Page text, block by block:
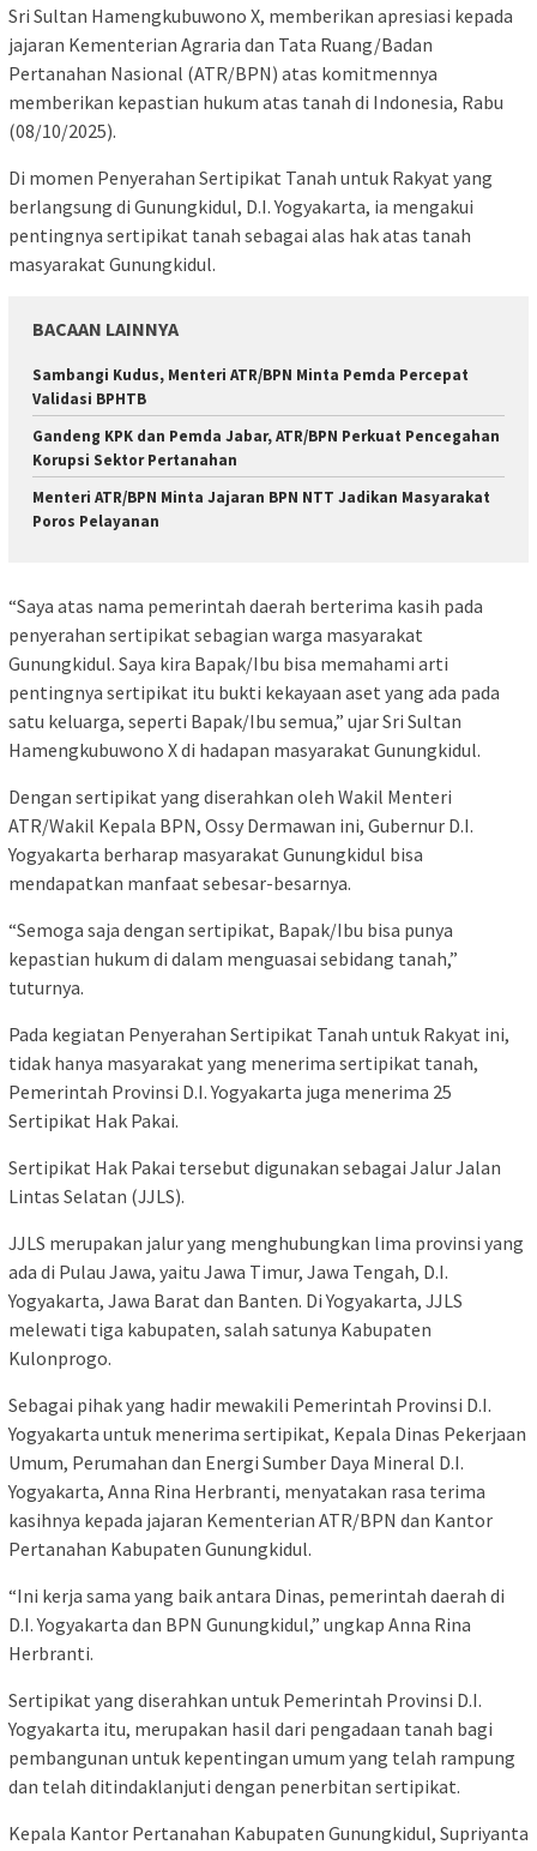
Sri Sultan Hamengkubuwono X, memberikan apresiasi kepada
jajaran Kementerian Agraria dan Tata Ruang/Badan
Pertanahan Nasional (ATR/BPN) atas komitmennya
memberikan kepastian hukum atas tanah di Indonesia, Rabu
(08/10/2025).
Di momen Penyerahan Sertipikat Tanah untuk Rakyat yang
berlangsung di Gunungkidul, D.I. Yogyakarta, ia mengakui
pentingnya sertipikat tanah sebagai alas hak atas tanah
masyarakat Gunungkidul.
BACAAN LAINNYA
Sambangi Kudus, Menteri ATR/BPN Minta Pemda Percepat
Validasi BPHTB
Gandeng KPK dan Pemda Jabar, ATR/BPN Perkuat Pencegahan
Korupsi Sektor Pertanahan
Menteri ATR/BPN Minta Jajaran BPN NTT Jadikan Masyarakat
Poros Pelayanan
“Saya atas nama pemerintah daerah berterima kasih pada
penyerahan sertipikat sebagian warga masyarakat
Gunungkidul. Saya kira Bapak/Ibu bisa memahami arti
pentingnya sertipikat itu bukti kekayaan aset yang ada pada
satu keluarga, seperti Bapak/Ibu semua,” ujar Sri Sultan
Hamengkubuwono X di hadapan masyarakat Gunungkidul.
Dengan sertipikat yang diserahkan oleh Wakil Menteri
ATR/Wakil Kepala BPN, Ossy Dermawan ini, Gubernur D.I.
Yogyakarta berharap masyarakat Gunungkidul bisa
mendapatkan manfaat sebesar-besarnya.
“Semoga saja dengan sertipikat, Bapak/Ibu bisa punya
kepastian hukum di dalam menguasai sebidang tanah,”
tuturnya.
Pada kegiatan Penyerahan Sertipikat Tanah untuk Rakyat ini,
tidak hanya masyarakat yang menerima sertipikat tanah,
Pemerintah Provinsi D.I. Yogyakarta juga menerima 25
Sertipikat Hak Pakai.
Sertipikat Hak Pakai tersebut digunakan sebagai Jalur Jalan
Lintas Selatan (JJLS).
JJLS merupakan jalur yang menghubungkan lima provinsi yang
ada di Pulau Jawa, yaitu Jawa Timur, Jawa Tengah, D.I.
Yogyakarta, Jawa Barat dan Banten. Di Yogyakarta, JJLS
melewati tiga kabupaten, salah satunya Kabupaten
Kulonprogo.
Sebagai pihak yang hadir mewakili Pemerintah Provinsi D.I.
Yogyakarta untuk menerima sertipikat, Kepala Dinas Pekerjaan
Umum, Perumahan dan Energi Sumber Daya Mineral D.I.
Yogyakarta, Anna Rina Herbranti, menyatakan rasa terima
kasihnya kepada jajaran Kementerian ATR/BPN dan Kantor
Pertanahan Kabupaten Gunungkidul.
“Ini kerja sama yang baik antara Dinas, pemerintah daerah di
D.I. Yogyakarta dan BPN Gunungkidul,” ungkap Anna Rina
Herbranti.
Sertipikat yang diserahkan untuk Pemerintah Provinsi D.I.
Yogyakarta itu, merupakan hasil dari pengadaan tanah bagi
pembangunan untuk kepentingan umum yang telah rampung
dan telah ditindaklanjuti dengan penerbitan sertipikat.
Kepala Kantor Pertanahan Kabupaten Gunungkidul, Supriyanta